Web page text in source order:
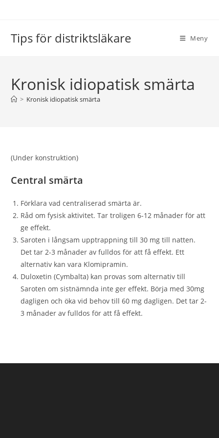
Tips för distriktsläkare Meny
Kronisk idiopatisk smärta
> Kronisk idiopatisk smärta
(Under konstruktion)
Central smärta
Förklara vad centraliserad smärta är.
Råd om fysisk aktivitet. Tar troligen 6-12 månader för att
ge effekt.
Saroten i långsam upptrappning till 30 mg till natten.
Det tar 2-3 månader av fulldos för att få effekt. Ett
alternativ kan vara Klomipramin.
Duloxetin (Cymbalta) kan provas som alternativ till
Saroten om sistnämnda inte ger effekt. Börja med 30mg
dagligen och öka vid behov till 60 mg dagligen. Det tar 2-
3 månader av fulldos för att få effekt.